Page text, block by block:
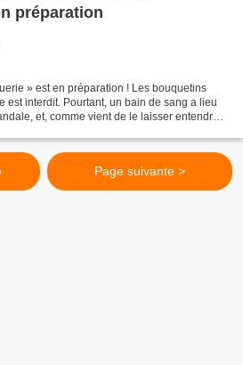
préparation
» est en préparation ! Les bouquetins
est interdit. Pourtant, un bain de sang a lieu
et, comme vient de le laisser entendre
Page suivante >